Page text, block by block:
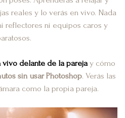
reales y lo verás en vivo. Nada
reflectores ni equipos caros y
vivo delante de la parejay cómo
sin usar Photoshop. Verás las
como la propia pareja.